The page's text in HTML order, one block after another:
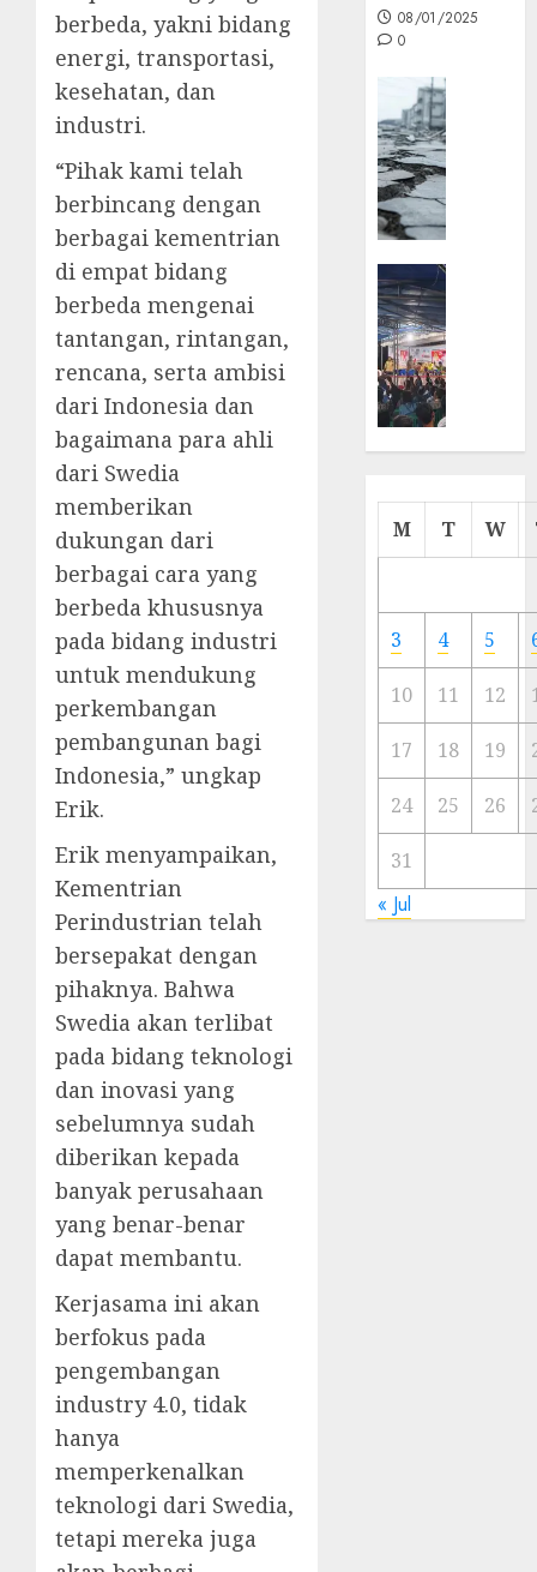
berbeda, yakni bidang
energi, transportasi,
kesehatan, dan
industri.
“Pihak kami telah
berbincang dengan
berbagai kementrian
di empat bidang
berbeda mengenai
tantangan, rintangan,
rencana, serta ambisi
dari Indonesia dan
bagaimana para ahli
dari Swedia
memberikan
dukungan dari
berbagai cara yang
berbeda khususnya
pada bidang industri
untuk mendukung
perkembangan
pembangunan bagi
Indonesia,” ungkap
Erik.
Erik menyampaikan,
Kementrian
Perindustrian telah
bersepakat dengan
pihaknya. Bahwa
Swedia akan terlibat
pada bidang teknologi
dan inovasi yang
sebelumnya sudah
diberikan kepada
banyak perusahaan
yang benar-benar
dapat membantu.
Kerjasama ini akan
berfokus pada
pengembangan
industry 4.0, tidak
hanya
memperkenalkan
teknologi dari Swedia,
tetapi mereka juga
08/01/2025
0
Cermin
Ibu
Kota
23/11/
M T W
3 4 5
10 11 12
17 18 19
24 25 26
31
« Jul